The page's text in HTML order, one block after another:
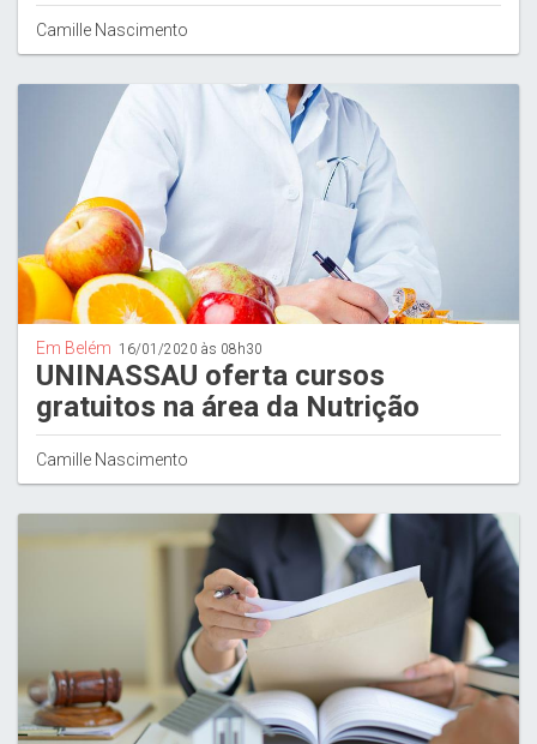
Camille Nascimento
Em Belém 16/01/2020 às 08h30
UNINASSAU oferta cursos
gratuitos na área da Nutrição
Camille Nascimento